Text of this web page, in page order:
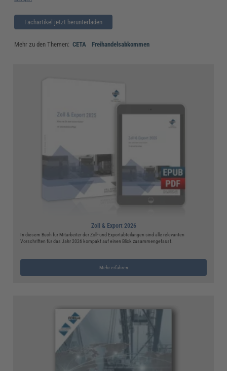
Fachartikel jetzt herunterladen
Mehr zu den Themen: CETA Freihandelsabkommen
Zoll & Export 2026
In diesem Buch für Mitarbeiter der Zoll- und Exportabteilungen sind alle relevanten
Vorschriften für das Jahr 2026 kompakt auf einen Blick zusammengefasst.
Mehr erfahren